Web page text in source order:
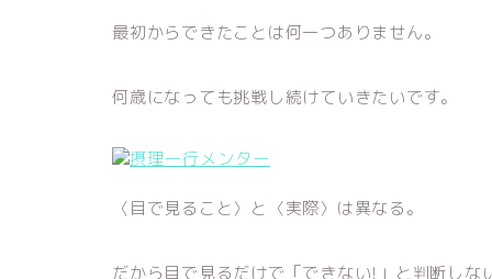
最初からできたことは何一つありません。
何歳になっても挑戦し続けていきたいです。
〈目で見ること〉と〈実際〉は異なる。
だから目で見るだけで「できない!」と判断しな